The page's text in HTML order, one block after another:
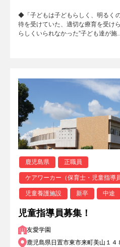
◆「子どもは子どもらしく、明るく
待を受けていた、適切な療育を受け
らしくいられなかった”子ども達が
鹿児島県 正職員
ケアワーカー（保育士・児童指導
児童養護施設 新卒 中途
児童指導員募集！
友愛学園
鹿児島県日置市東市来町美山１４